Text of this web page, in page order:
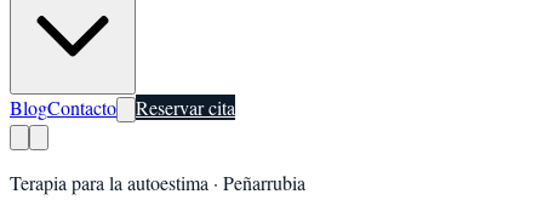
BlogContacto Reservar cita
Terapia para la autoestima · Peñarrubia